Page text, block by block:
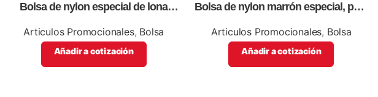
Bolsa de nylon especial de lona
impresión full color.
Articulos Promocionales, Bolsa
Añadir a cotización
Bolsa de nylon marrón especial, para
Articulos Promocionales, Bolsa
Añadir a cotización